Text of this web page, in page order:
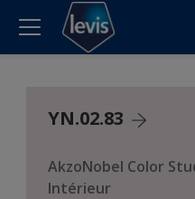
YN.02.83
AkzoNobel Color
Intérieur